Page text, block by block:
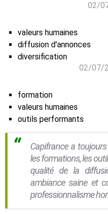
02/
valeurs humaines
diffusion d'annonces
diversification
02/07/
formation
valeurs humaines
outils performants
Capifrance a
les formations, les
qualité de la
ambiance saine et
professionnalisme